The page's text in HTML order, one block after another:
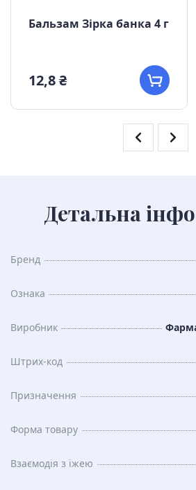
Бальзам Зірка банка 4 г
12,8 ₴
Детальна
Бренд
Ознака
Виробник
Штрих-код
Призначення
Форма товару
Взаємодія з їжею